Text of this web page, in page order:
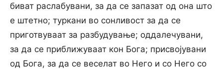
биват раслабувани, за да се запазат од она што
е штетно; туркани во сонливост за да се
приготвуваат за разбудување; оддалечувани,
за да се приближуваат кон Бога; присвојувани
од Бога, за да се веселат во Него и со Него со